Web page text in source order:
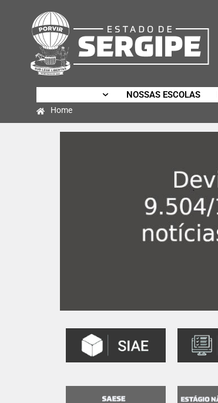
NOSSAS ESCOLAS
Home